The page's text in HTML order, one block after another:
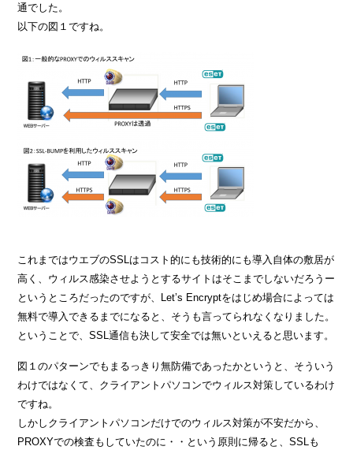
通でした。
以下の図１ですね。
これまではウエブのSSLはコスト的にも技術的にも導入自体の敷居が
高く、ウィルス感染させようとするサイトはそこまでしないだろうー
というところだったのですが、Let’s Encryptをはじめ場合によっては
無料で導入できるまでになると、そうも言ってられなくなりました。
ということで、SSL通信も決して安全では無いといえると思います。
図１のパターンでもまるっきり無防備であったかというと、そういう
わけではなくて、クライアントパソコンでウィルス対策しているわけ
ですね。
しかしクライアントパソコンだけでのウィルス対策が不安だから、
PROXYでの検査もしていたのに・・という原則に帰ると、SSLも